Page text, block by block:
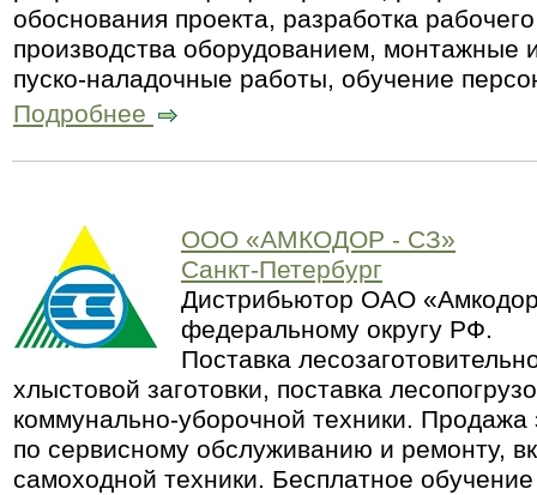
обоснования проекта, разработка
производства оборудованием,
пуско-наладочные работы, обучение
Подробнее
ООО «АМКОДОР - СЗ»
Санкт-Петербург
Дистрибьютор ОАО
федеральному округу РФ.
Поставка
хлыстовой заготовки, поставка
коммунально-уборочной техники.
по сервисному обслуживанию и ремонту,
самоходной техники. Бесплатное